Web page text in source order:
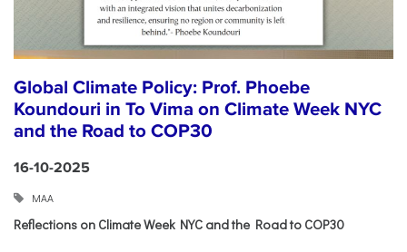
Global Climate Policy: Prof. Phoebe
Koundouri in To Vima on Climate Week NYC
and the Road to COP30
16-10-2025
ΜΑΑ
Reflections on Climate Week NYC and the Road to COP30